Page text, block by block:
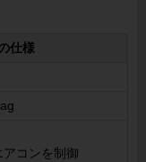
仕様
コンを制御